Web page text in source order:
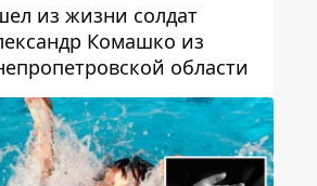
из жизни солдат
Комашко из
области